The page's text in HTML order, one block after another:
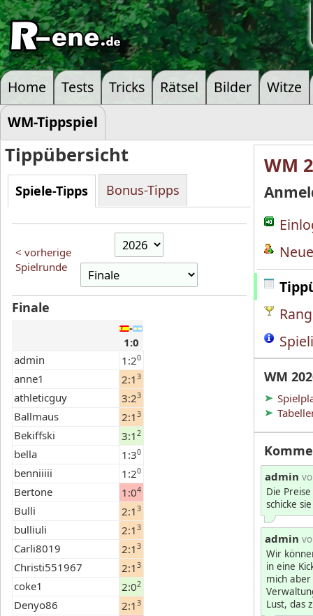
Home Tests Tricks Rätsel Bilder
Witze
WM-Tippspiel
WM
WM
admin
Die
schicke
admin
Wir
in eine
mich
Lust, das
Tippübersicht
Spiele-Tipps Bonus-Tipps
< vorherige
Spielrunde
Finale
-
1:0
admin
1:20
anne1 2:1 3
athleticguy 3:23
Ballmaus 2:1 3
Bekiffski 3:1 2
bella 1:30
benniiiii 1:20
Bertone 1:04
Bulli 2:1 3
bulliuli 2:1 3
Carli8019 2:1 3
Christi551967 2:1 3
coke1 2:02
Denyo86 2:1 3